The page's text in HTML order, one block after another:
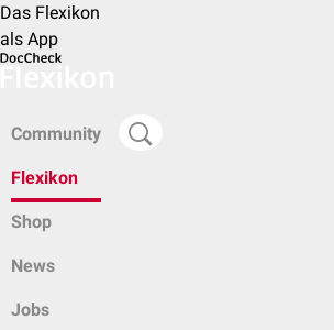
Das Flexikon
als App
Community
Flexikon
Shop
News
Jobs